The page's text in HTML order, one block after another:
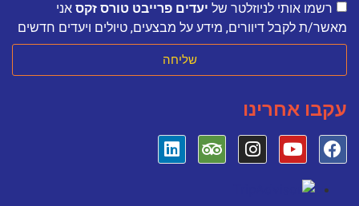
רשמו אותי לניוזלטר של יעדים פרייבט טורס זקס אני
מאשר/ת לקבל דיוורים, מידע על מבצעים, טיולים ויעדים חדשים
שליחה
עקבו אחרינו